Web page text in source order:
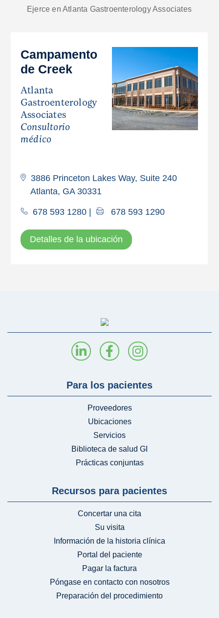
Ejerce en Atlanta Gastroenterology Associates
Campamento
de Creek
Atlanta
Gastroenterology
Associates
Consultorio
médico
3886 Princeton Lakes Way, Suite 240
Atlanta, GA 30331
678 593 1280 678 593 1290
Detalles de la ubicación
Para los pacientes
Proveedores
Ubicaciones
Servicios
Biblioteca de salud GI
Prácticas conjuntas
Recursos para pacientes
Concertar una cita
Su visita
Información de la historia clínica
Portal del paciente
Pagar la factura
Póngase en contacto con nosotros
Preparación del procedimiento